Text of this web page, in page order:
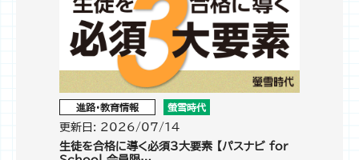
進路・教育情報 螢雪時代
更新日: 2026/07/14
生徒を合格に導く必須3大要素 【パスナビ for